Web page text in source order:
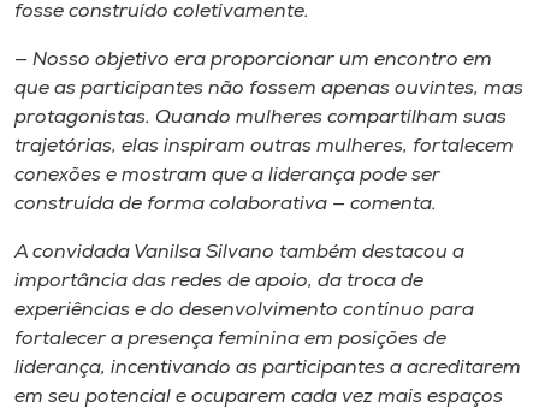
fosse construído coletivamente.
— Nosso objetivo era proporcionar um encontro em
que as participantes não fossem apenas ouvintes, mas
protagonistas. Quando mulheres compartilham suas
trajetórias, elas inspiram outras mulheres, fortalecem
conexões e mostram que a liderança pode ser
construída de forma colaborativa — comenta.
A convidada Vanilsa Silvano também destacou a
importância das redes de apoio, da troca de
experiências e do desenvolvimento contínuo para
fortalecer a presença feminina em posições de
liderança, incentivando as participantes a acreditarem
em seu potencial e ocuparem cada vez mais espaços